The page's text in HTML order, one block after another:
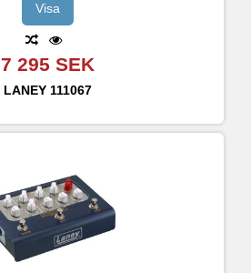
Visa
7 295 SEK
LANEY 111067